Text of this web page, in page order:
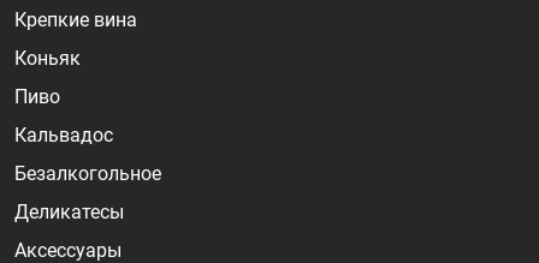
Крепкие вина
Коньяк
Пиво
Кальвадос
Безалкогольное
Деликатесы
Аксессуары